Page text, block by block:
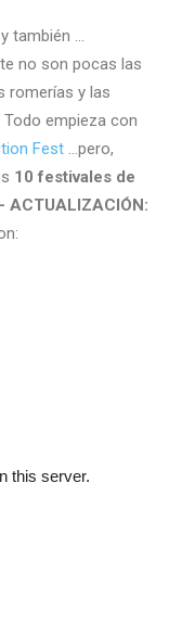
también …
no son pocas las
romerías y las
empieza con
Fest …pero,
10 festivales de